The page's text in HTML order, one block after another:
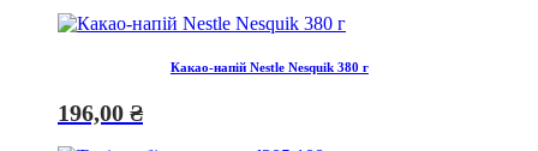
Какао-напій Nestle Nesquik 380 г
196,00 ₴